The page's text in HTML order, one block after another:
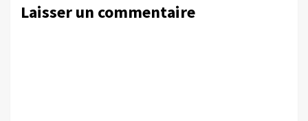
Laisser un commentaire